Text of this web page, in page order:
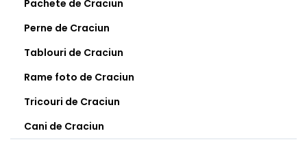
Pachete de Craciun
Perne de Craciun
Tablouri de Craciun
Rame foto de Craciun
Tricouri de Craciun
Cani de Craciun